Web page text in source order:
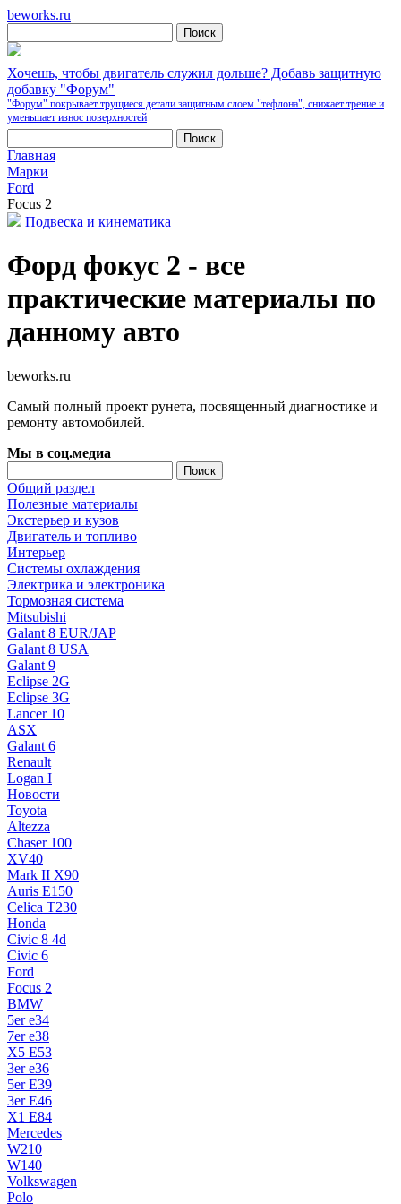
beworks.ru
Хочешь, чтобы двигатель служил дольше? Добавь защитную
добавку "Форум"
"Форум" покрывает трущиеся детали защитным слоем "тефлона", снижает трение и
уменьшает износ поверхностей
Главная
Марки
Ford
Focus 2
Подвеска и кинематика
Форд фокус 2 - все
практические материалы по
данному авто
beworks.ru
Самый полный проект рунета, посвященный диагностике и
ремонту автомобилей.
Мы в соц.медиа
Общий раздел
Полезные материалы
Экстерьер и кузов
Двигатель и топливо
Интерьер
Системы охлаждения
Электрика и электроника
Тормозная система
Mitsubishi
Galant 8 EUR/JAP
Galant 8 USA
Galant 9
Eclipse 2G
Eclipse 3G
Lancer 10
ASX
Galant 6
Renault
Logan I
Новости
Toyota
Altezza
Chaser 100
XV40
Mark II X90
Auris E150
Celica T230
Honda
Civic 8 4d
Civic 6
Ford
Focus 2
BMW
5er e34
7er e38
X5 E53
3er e36
5er E39
3er E46
X1 E84
Mercedes
W210
W140
Volkswagen
Polo